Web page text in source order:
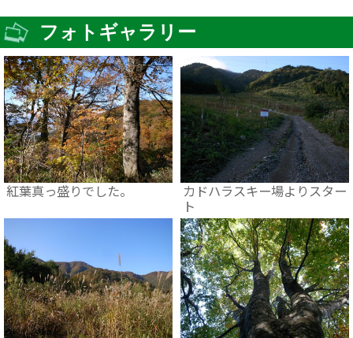
フォトギャラリー
紅葉真っ盛りでした。
カドハラスキー場よりスター
ト